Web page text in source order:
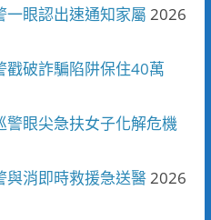
眼認出速通知家屬 2026
破詐騙陷阱保住40萬
眼尖急扶女子化解危機
消即時救援急送醫 2026